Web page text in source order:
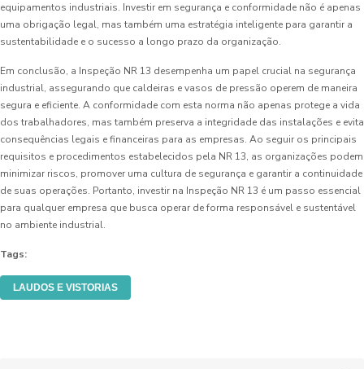
equipamentos industriais. Investir em segurança e conformidade não é apenas
uma obrigação legal, mas também uma estratégia inteligente para garantir a
sustentabilidade e o sucesso a longo prazo da organização.
Em conclusão, a Inspeção NR 13 desempenha um papel crucial na segurança
industrial, assegurando que caldeiras e vasos de pressão operem de maneira
segura e eficiente. A conformidade com esta norma não apenas protege a vida
dos trabalhadores, mas também preserva a integridade das instalações e evita
consequências legais e financeiras para as empresas. Ao seguir os principais
requisitos e procedimentos estabelecidos pela NR 13, as organizações podem
minimizar riscos, promover uma cultura de segurança e garantir a continuidade
de suas operações. Portanto, investir na Inspeção NR 13 é um passo essencial
para qualquer empresa que busca operar de forma responsável e sustentável
no ambiente industrial.
Tags:
LAUDOS E VISTORIAS